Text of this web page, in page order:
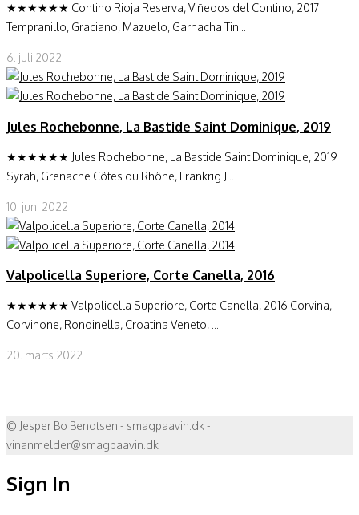
★★★★★★ Contino Rioja Reserva, Viñedos del Contino, 2017
Tempranillo, Graciano, Mazuelo, Garnacha Tin...
6. juli 2022
Jules Rochebonne, La Bastide Saint Dominique, 2019
★★★★★★ Jules Rochebonne, La Bastide Saint Dominique, 2019
Syrah, Grenache Côtes du Rhône, Frankrig J...
10. juni 2022
Valpolicella Superiore, Corte Canella, 2016
★★★★★★ Valpolicella Superiore, Corte Canella, 2016 Corvina,
Corvinone, Rondinella, Croatina Veneto, ...
20. marts 2022
© Jesper Bo Bendtsen - smagpaavin.dk -
vinanmelder@smagpaavin.dk
Sign In